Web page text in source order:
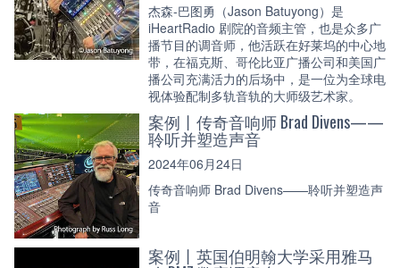
杰森-巴图勇（Jason Batuyong）是
iHeartRadio 剧院的音频主管，也是众多广
播节目的调音师，他活跃在好莱坞的中心地
带，在福克斯、哥伦比亚广播公司和美国广
播公司充满活力的后场中，是一位为全球电
视体验配制多轨音轨的大师级艺术家。
案例丨传奇音响师 Brad Divens——
聆听并塑造声音
2024年06月24日
传奇音响师 Brad Divens——聆听并塑造声
音
案例丨英国伯明翰大学采用雅马